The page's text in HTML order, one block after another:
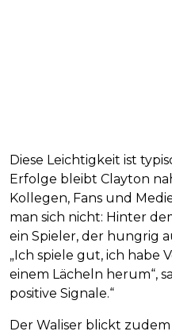
Diese Leichtigkeit ist
Erfolge bleibt Clayton
Kollegen, Fans und
man sich nicht: Hinter
ein Spieler, der hungrig
„Ich spiele gut, ich habe
einem Lächeln herum“,
positive Signale.“
Der Waliser blickt